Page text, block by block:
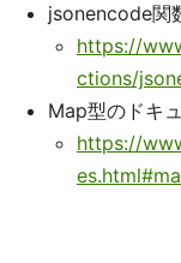
jsonencode関
https://
ctions/
Map型のドキ
https://